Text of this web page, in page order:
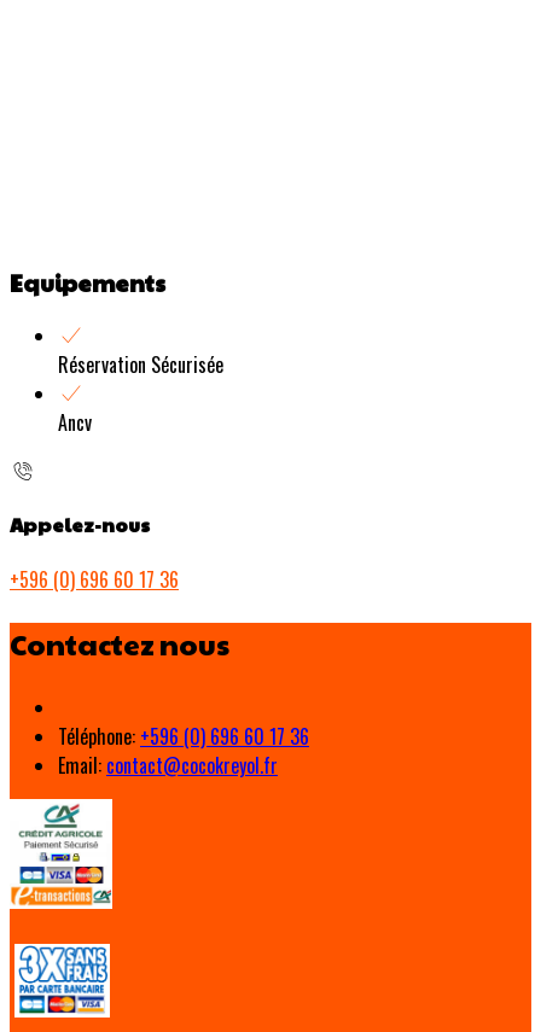
Equipements
Réservation Sécurisée
Ancv
Appelez-nous
+596 (0) 696 60 17 36
Contactez nous
Téléphone: +596 (0) 696 60 17 36
Email: contact@cocokreyol.fr